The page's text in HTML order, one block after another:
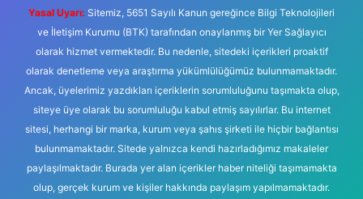
Yasal Uyarı: Sitemiz, 5651 Sayılı Kanun gereğince Bilgi Teknolojileri
ve İletişim Kurumu (BTK) tarafından onaylanmış bir Yer Sağlayıcı
olarak hizmet vermektedir. Bu nedenle, sitedeki içerikleri proaktif
olarak denetleme veya araştırma yükümlülüğümüz bulunmamaktadır.
Ancak, üyelerimiz yazdıkları içeriklerin sorumluluğunu taşımakta olup,
siteye üye olarak bu sorumluluğu kabul etmiş sayılırlar. Bu internet
sitesi, herhangi bir marka, kurum veya şahıs şirketi ile hiçbir bağlantısı
bulunmamaktadır. Sitede yalnızca kendi hazırladığımız makaleler
paylaşılmaktadır. Burada yer alan içerikler haber niteliği taşımamakta
olup, gerçek kurum ve kişiler hakkında paylaşım yapılmamaktadır.